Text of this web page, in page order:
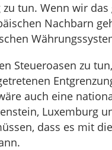
tun. Wenn wir
Nachbarn
Steueroasen zu
auch eine
Luxemburg
dass es mit